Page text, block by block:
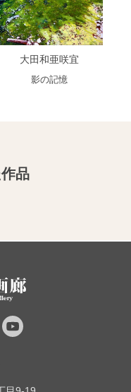
大田和亜咲宜
影の記憶
品